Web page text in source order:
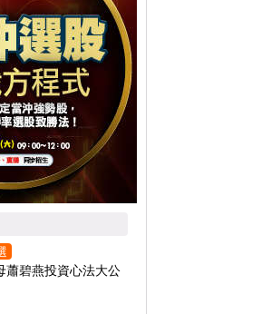
蕭碧燕投資心法大公